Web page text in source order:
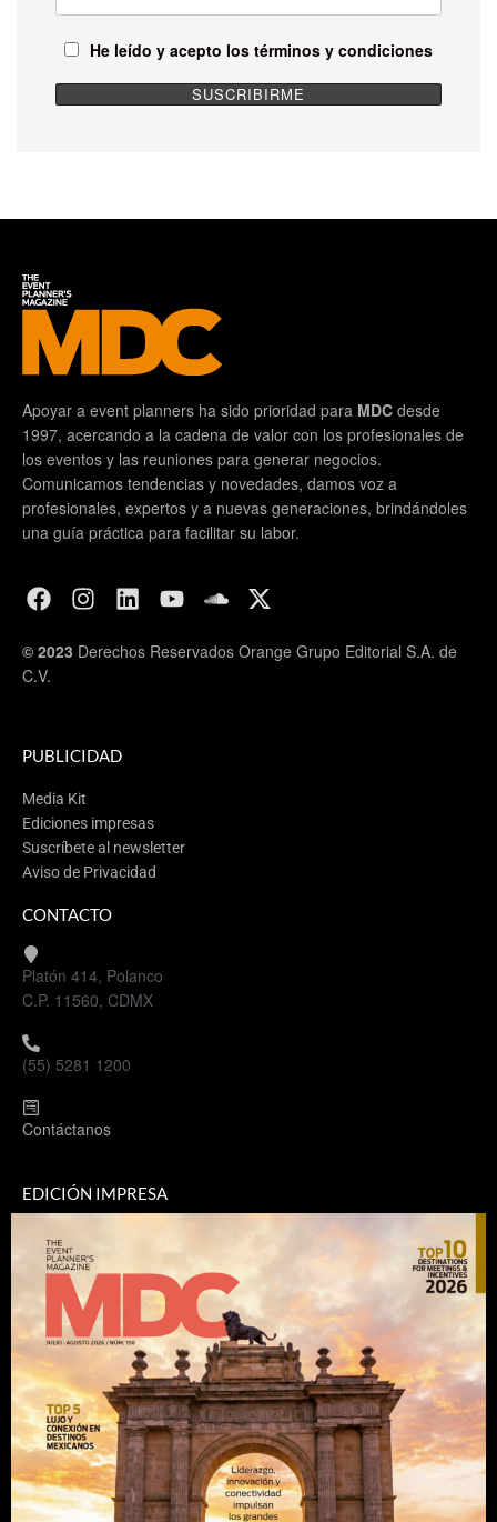
He leído y acepto los términos y condiciones
Apoyar a event planners ha sido prioridad para MDC desde
1997, acercando a la cadena de valor con los profesionales de
los eventos y las reuniones para generar negocios.
Comunicamos tendencias y novedades, damos voz a
profesionales, expertos y a nuevas generaciones, brindándoles
una guía práctica para facilitar su labor.
© 2023 Derechos Reservados Orange Grupo Editorial S.A. de
C.V.
PUBLICIDAD
Media Kit
Ediciones impresas
Suscríbete al newsletter
Aviso de Privacidad
CONTACTO
Platón 414, Polanco
C.P. 11560, CDMX
(55) 5281 1200
Contáctanos
EDICIÓN IMPRESA